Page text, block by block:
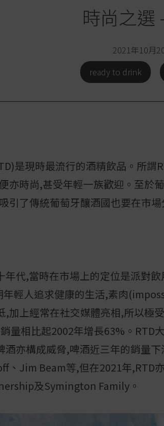
時尚之選
2021年10月
ready to drink
是現時最流行的酒精飲品。所謂
亦時尚,甚受年輕一族歡迎。至於
引了傳統葡萄牙釀酒國也要在市場
年代,當時在市場上的定位是派對
輕人追求健康的生活,素肉
,加上經常在社交媒體亮相,所以極
量相比起2002年增長63%。RTD
酒亦構成威脅,啤酒近三年的銷量
、Jim Beam等,但在2021年,RTD
及Symington Family。